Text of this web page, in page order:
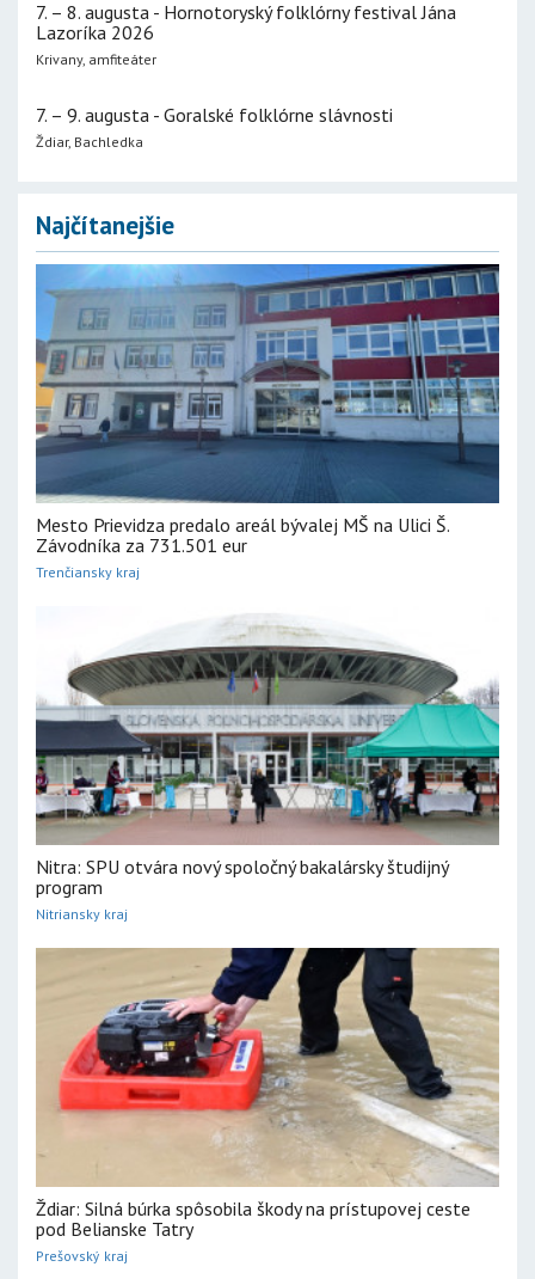
7. – 8. augusta - Hornotoryský folklórny festival Jána
Lazoríka 2026
Krivany, amfiteáter
7. – 9. augusta - Goralské folklórne slávnosti
Ždiar, Bachledka
Najčítanejšie
Mesto Prievidza predalo areál bývalej MŠ na Ulici Š.
Závodníka za 731.501 eur
Trenčiansky kraj
Nitra: SPU otvára nový spoločný bakalársky študijný
program
Nitriansky kraj
Ždiar: Silná búrka spôsobila škody na prístupovej ceste
pod Belianske Tatry
Prešovský kraj